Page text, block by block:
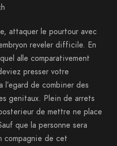
attaquer le pourtour avec
reveler difficile. En
alle comparativement
presser votre
l’egard de combiner des
genitaux. Plein de arrets
de mettre ne place
que la personne sera
compagnie de cet